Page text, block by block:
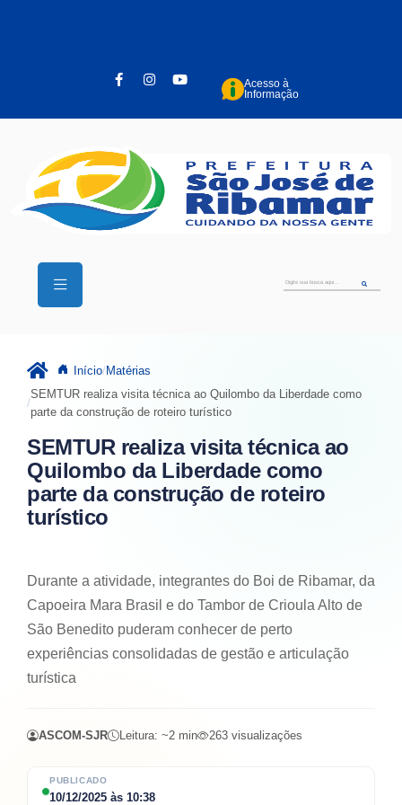
Acesso à
Informação
Início Matérias
SEMTUR realiza visita técnica ao Quilombo da Liberdade como
parte da construção de roteiro turístico
SEMTUR realiza visita técnica ao
Quilombo da Liberdade como
parte da construção de roteiro
turístico
PUBLICADO
10/12/2025 às 10:38
Durante a atividade, integrantes do Boi de Ribamar, da
Capoeira Mara Brasil e do Tambor de Crioula Alto de
São Benedito puderam conhecer de perto
experiências consolidadas de gestão e articulação
turística
ASCOM-SJR Leitura: ~2 min 263 visualizações